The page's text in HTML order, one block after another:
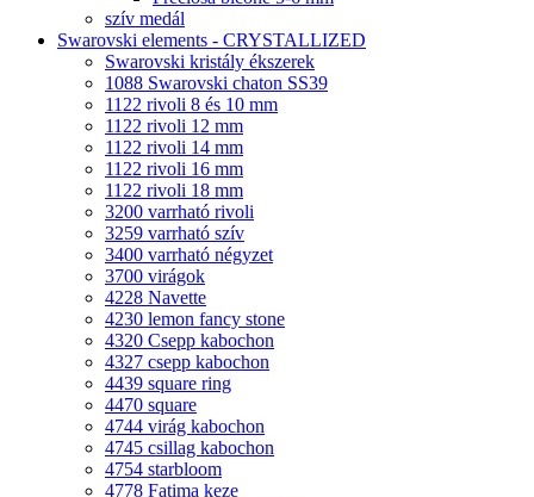
szív medál
Swarovski elements - CRYSTALLIZED
Swarovski kristály ékszerek
1088 Swarovski chaton SS39
1122 rivoli 8 és 10 mm
1122 rivoli 12 mm
1122 rivoli 14 mm
1122 rivoli 16 mm
1122 rivoli 18 mm
3200 varrható rivoli
3259 varrható szív
3400 varrható négyzet
3700 virágok
4228 Navette
4230 lemon fancy stone
4320 Csepp kabochon
4327 csepp kabochon
4439 square ring
4470 square
4744 virág kabochon
4745 csillag kabochon
4754 starbloom
4778 Fatima keze